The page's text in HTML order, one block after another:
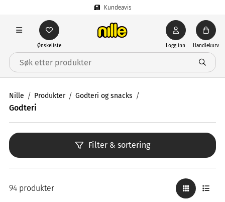
Kundeavis
Ønskeliste Logg inn Handlekurv
Nille Produkter Godteri og snacks
Godteri
Filter & sortering
94 produkter